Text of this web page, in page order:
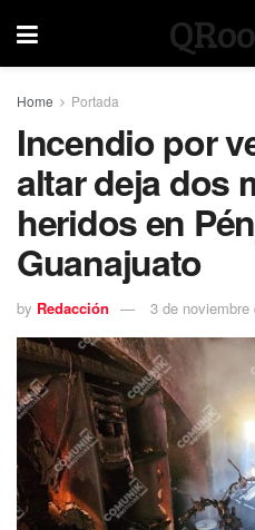
Home Portada
Incendio por
altar deja dos
heridos en
Guanajuato
by Redacción 3 de noviembre